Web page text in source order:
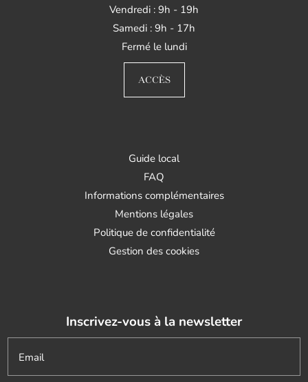
Vendredi : 9h - 19h
Samedi : 9h - 17h
Fermé le lundi
ACCÈS
Guide local
FAQ
Informations complémentaires
Mentions légales
Politique de confidentialité
Gestion des cookies
Inscrivez-vous à la newsletter
Email